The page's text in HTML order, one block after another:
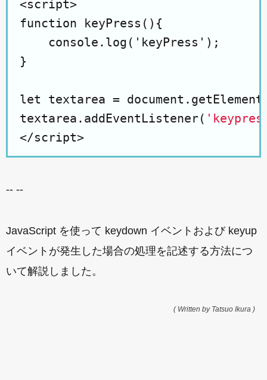
<script>
function keyPress(){
    console.log('keyPress');
}
let textarea =
textarea.addEventListener(
-- --
JavaScript を使って keydown イベントおよび keyup
イベントが発生した場合の処理を記述する方法につ
いて解説しました。
( Written by Tatsuo Ikura )